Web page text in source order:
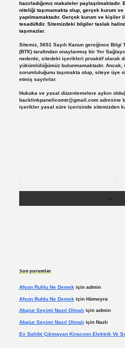
hazırladığımız makaleler
niteliği taşımamakta olup, gerçek kurum ve
yapılmamaktadır. Gerçek kurum ve kişiler
tesadüfidir. Sitemizdeki bilgiler taslak
taşımazlar.
Sitemiz, 5651 Sayılı Kanun gereğince
(BTK) tarafından onaylanmış bir Yer
nedenle, sitedeki içerikleri proaktif olarak
yükümlülüğümüz bulunmamaktadır.
sorumluluğunu taşımakta olup, siteye üye
etmiş sayılırlar.
Hukuka ve yasal düzenlemelere aykırı
backlinkpanelicomtr@gmail.comadresine
içerikler yasal süre içerisinde sitemizden
Son yorumlar
Afyon Ruhlu Ne Demek için admin
Afyon Ruhlu Ne Demek için Hümeyra
Abajur Seçimi Nasıl Olmalı için admin
Abajur Seçimi Nasıl Olmalı için Nazlı
Ev Sahibi Çıkmayan Kiracının Elektrik Ve